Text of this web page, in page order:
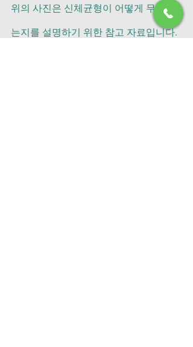
위의 사진은 신체균형이 어떻게 무너지
는지를 설명하기 위한 참고 자료입니다.